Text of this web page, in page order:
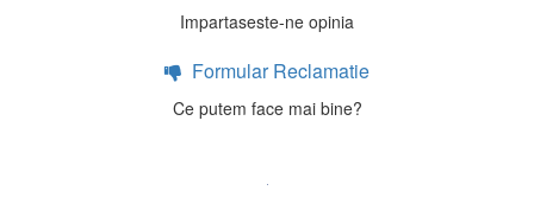
Impartaseste-ne opinia
Formular Reclamatie
Ce putem face mai bine?